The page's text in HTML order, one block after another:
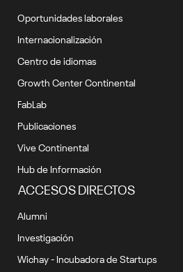
Oportunidades laborales
Internacionalización
Centro de idiomas
Growth Center Continental
FabLab
Publicaciones
Vive Continental
Hub de Información
ACCESOS DIRECTOS
Alumni
Investigación
Wichay - Incubadora de Startups